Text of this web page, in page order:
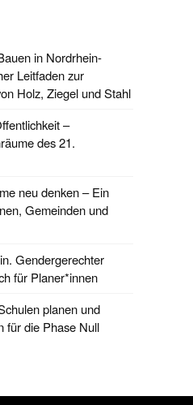
in Nordrhein-
Leitfaden zur
Holz, Ziegel und Stahl
–
des 21.
neu denken – Ein
Gemeinden und
Gendergerechter
für Planer*innen
planen und
für die Phase Null